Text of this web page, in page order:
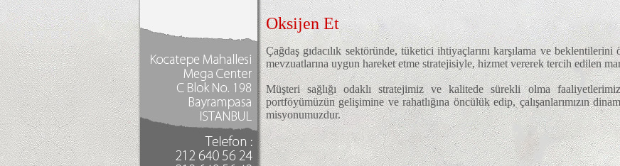
Oksijen Et
Çağdaş gıdacılık sektöründe, tüketici ihtiyaçlarını karşılama ve
mevzuatlarına uygun hareket etme stratejisiyle, hizmet vererek tercih edilen
Müşteri sağlığı odaklı stratejimiz ve kalitede sürekli olma
portföyümüzün gelişimine ve rahatlığına öncülük edip, çalışanlarımızın
misyonumuzdur.